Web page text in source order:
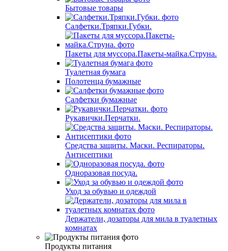
Бытовые товары
Салфетки.Тряпки.Губки.
Пакеты для муссора.Пакеты-майка.Струна.
Туалетная бумага
Полотенца бумажные
Салфетки бумажные
Рукавички.Перчатки.
Средства защиты. Маски. Респираторы.
Антисептики
Одноразовая посуда.
Уход за обувью и одеждой
Держатели, дозаторы для мила в туалетных
комнатах
Продукты питания